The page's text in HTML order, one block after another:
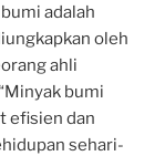
adalah
oleh
ahli
bumi
efisien dan
sehari-